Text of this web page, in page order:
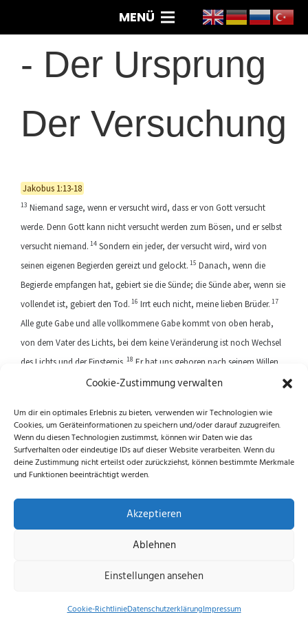
Cookie-Zustimmung verwalten
Um dir ein optimales Erlebnis zu bieten, verwenden wir Technologien wie
Cookies, um Geräteinformationen zu speichern und/oder darauf zuzugreifen.
Wenn du diesen Technologien zustimmst, können wir Daten wie das
Surfverhalten oder eindeutige IDs auf dieser Website verarbeiten. Wenn du
deine Zustimmung nicht erteilst oder zurückziehst, können bestimmte Merkmale
und Funktionen beeinträchtigt werden.
Akzeptieren
Ablehnen
Einstellungen ansehen
Cookie-RichtlinieDatenschutzerklärungImpressum
MENÜ
- Der Ursprung
Der Versuchung
Jakobus 1:13-18
13 Niemand sage, wenn er versucht wird, dass er von Gott versucht
werde. Denn Gott kann nicht versucht werden zum Bösen, und er selbst
versucht niemand. 14 Sondern ein jeder, der versucht wird, wird von
seinen eigenen Begierden gereizt und gelockt. 15 Danach, wenn die
Begierde empfangen hat, gebiert sie die Sünde; die Sünde aber, wenn sie
vollendet ist, gebiert den Tod. 16 Irrt euch nicht, meine lieben Brüder. 17
Alle gute Gabe und alle vollkommene Gabe kommt von oben herab,
von dem Vater des Lichts, bei dem keine Veränderung ist noch Wechsel
des Lichts und der Finsternis. 18 Er hat uns geboren nach seinem Willen
durch das Wort der Wahrheit, damit wir Erstlinge seiner Geschöpfe seien.
Next article
Previous article
Folge uns auf Instagram und Facebook!
Datenschutzerklärung|Impressum
Richtlinie (EU)
© 2026 echus.de